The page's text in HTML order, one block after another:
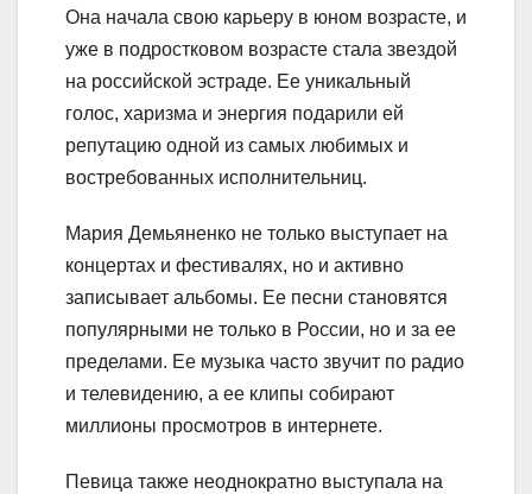
Она начала свою карьеру в юном возрасте, и
уже в подростковом возрасте стала звездой
на российской эстраде. Ее уникальный
голос, харизма и энергия подарили ей
репутацию одной из самых любимых и
востребованных исполнительниц.
Мария Демьяненко не только выступает на
концертах и фестивалях, но и активно
записывает альбомы. Ее песни становятся
популярными не только в России, но и за ее
пределами. Ее музыка часто звучит по радио
и телевидению, а ее клипы собирают
миллионы просмотров в интернете.
Певица также неоднократно выступала на